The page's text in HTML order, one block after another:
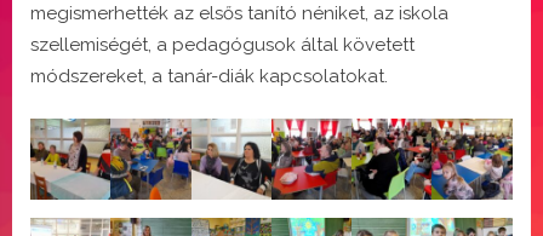
megismerhették az elsős tanító néniket, az iskola
szellemiségét, a pedagógusok által követett
módszereket, a tanár-diák kapcsolatokat.